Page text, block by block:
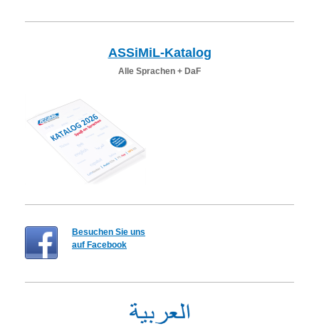
ASSiMiL-Katalog
Alle Sprachen + DaF
Besuchen Sie uns
auf Facebook